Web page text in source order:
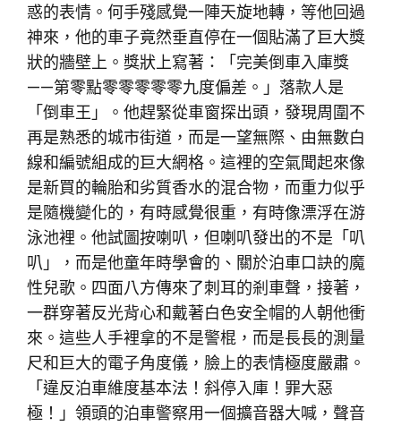
惑的表情。何手殘感覺一陣天旋地轉，等他回過
神來，他的車子竟然垂直停在一個貼滿了巨大獎
狀的牆壁上。獎狀上寫著：「完美倒車入庫獎
——第零點零零零零零九度偏差。」落款人是
「倒車王」。他趕緊從車窗探出頭，發現周圍不
再是熟悉的城市街道，而是一望無際、由無數白
線和編號組成的巨大網格。這裡的空氣聞起來像
是新買的輪胎和劣質香水的混合物，而重力似乎
是隨機變化的，有時感覺很重，有時像漂浮在游
泳池裡。他試圖按喇叭，但喇叭發出的不是「叭
叭」，而是他童年時學會的、關於泊車口訣的魔
性兒歌。四面八方傳來了刺耳的剎車聲，接著，
一群穿著反光背心和戴著白色安全帽的人朝他衝
來。這些人手裡拿的不是警棍，而是長長的測量
尺和巨大的電子角度儀，臉上的表情極度嚴肅。
「違反泊車維度基本法！斜停入庫！罪大惡
極！」領頭的泊車警察用一個擴音器大喊，聲音